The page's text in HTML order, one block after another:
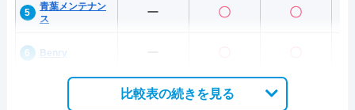
青葉メンテナン
ス
ー 〇 〇
Benry
比較表の続きを見る